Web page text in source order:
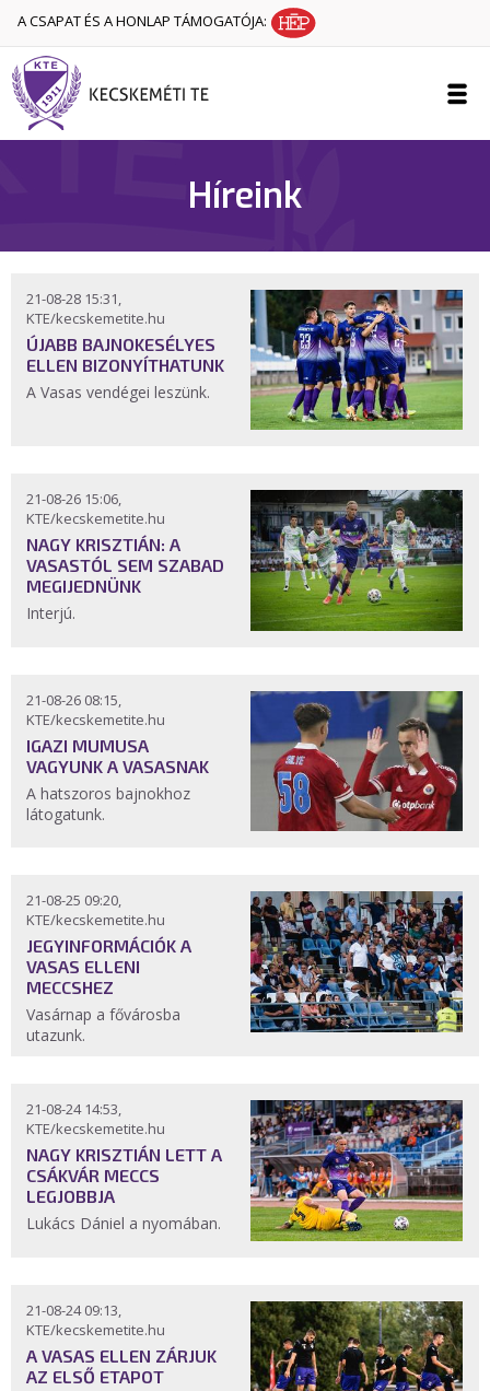
A CSAPAT ÉS A HONLAP TÁMOGATÓJA:
Híreink
21-08-28 15:31,
KTE/kecskemetite.hu
ÚJABB BAJNOKESÉLYES
ELLEN BIZONYÍTHATUNK
A Vasas vendégei leszünk.
21-08-26 15:06,
KTE/kecskemetite.hu
NAGY KRISZTIÁN: A
VASASTÓL SEM SZABAD
MEGIJEDNÜNK
Interjú.
21-08-26 08:15,
KTE/kecskemetite.hu
IGAZI MUMUSA
VAGYUNK A VASASNAK
A hatszoros bajnokhoz
látogatunk.
21-08-25 09:20,
KTE/kecskemetite.hu
JEGYINFORMÁCIÓK A
VASAS ELLENI
MECCSHEZ
Vasárnap a fővárosba
utazunk.
21-08-24 14:53,
KTE/kecskemetite.hu
NAGY KRISZTIÁN LETT A
CSÁKVÁR MECCS
LEGJOBBJA
Lukács Dániel a nyomában.
21-08-24 09:13,
KTE/kecskemetite.hu
A VASAS ELLEN ZÁRJUK
AZ ELSŐ ETAPOT